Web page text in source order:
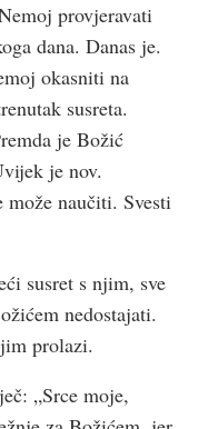
provjeravati
dana. Danas je.
okasniti na
susreta.
je Božić
je nov.
može naučiti. Svesti
susret s njim, sve
nedostajati.
prolazi.
„Srce moje,